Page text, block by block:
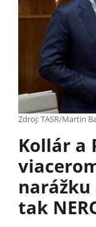
Zdroj: TASR/Martin
Kollár a
narážku
tak